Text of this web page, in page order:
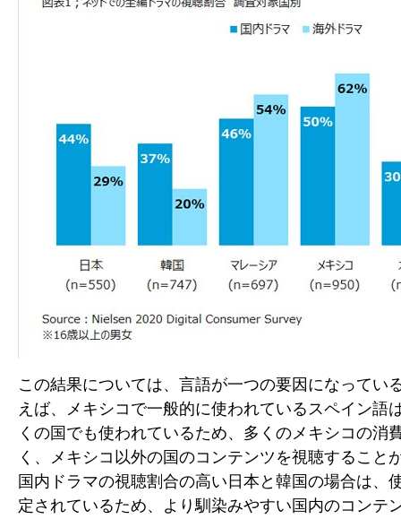
この結果については、言語が一つの要因になってい
えば、メキシコで一般的に使われているスペイン語
くの国でも使われているため、多くのメキシコの消
く、メキシコ以外の国のコンテンツを視聴すること
国内ドラマの視聴割合の高い日本と韓国の場合は、
定されているため、より馴染みやすい国内のコンテ